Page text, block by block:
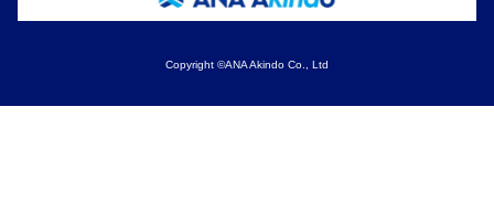
Copyright ©ANA Akindo Co., Ltd